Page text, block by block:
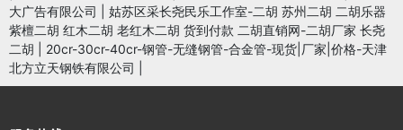
大广告有限公司
姑苏区采长尧民乐工作室-二胡 苏州二胡 二胡乐器
紫檀二胡 红木二胡 老红木二胡 货到付款 二胡直销网-二胡厂家 长尧
二胡
20cr-30cr-40cr-钢管-无缝钢管-合金管-现货|厂家|价格-天津
北方立天钢铁有限公司